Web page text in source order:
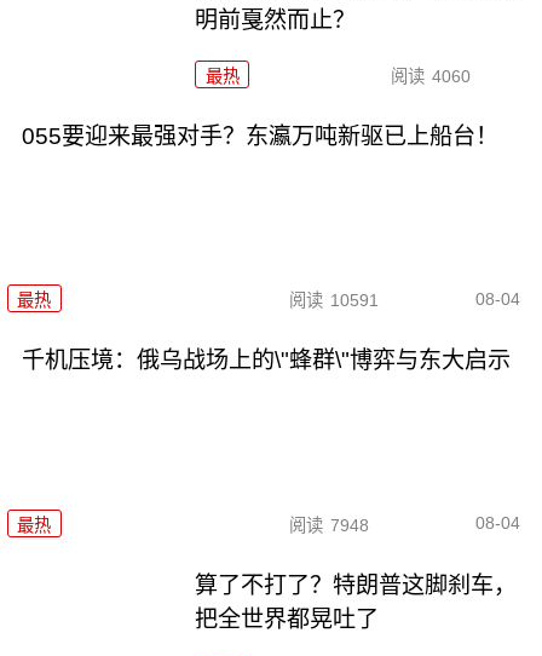
明前戛然而止？
最热 阅读 4060
055要迎来最强对手？东瀛万吨新驱已上船台！
最热 阅读 10591 08-04
千机压境：俄乌战场上的\"蜂群\"博弈与东大启示
最热 阅读 7948 08-04
算了不打了？特朗普这脚刹车，
把全世界都晃吐了